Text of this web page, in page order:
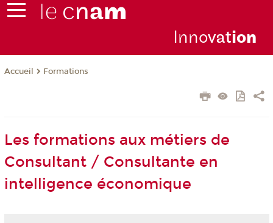
Innovation
Accueil Formations
Les formations aux métiers de
Consultant / Consultante en
intelligence économique